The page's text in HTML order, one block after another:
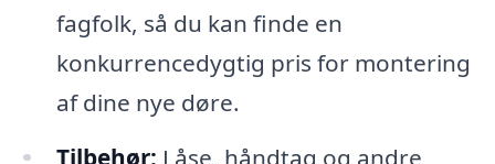
fagfolk, så du kan finde en
konkurrencedygtig pris for montering
af dine nye døre.
Tilbehør: Låse, håndtag og andre